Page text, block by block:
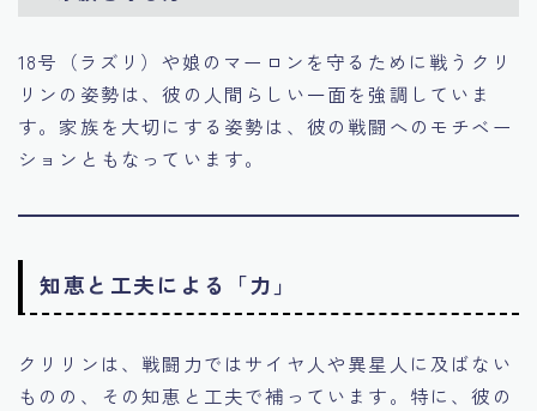
18号（ラズリ）や娘のマーロンを守るために戦うクリ
リンの姿勢は、彼の人間らしい一面を強調していま
す。家族を大切にする姿勢は、彼の戦闘へのモチベー
ションともなっています。
知恵と工夫による「力」
クリリンは、戦闘力ではサイヤ人や異星人に及ばない
ものの、その知恵と工夫で補っています。特に、彼の